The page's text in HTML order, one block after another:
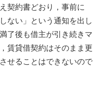
契約書どおり，事前に
ない」という通知を出し
了後も借主が引き続きマ
賃貸借契約はそのまま更
せることはできないので